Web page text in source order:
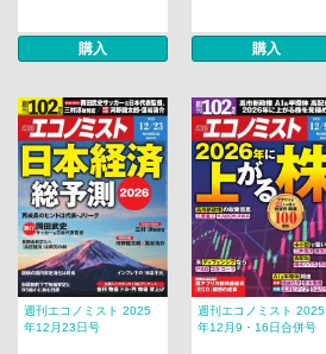
購入 購入
週刊エコノミスト 2025
年12月23日号
週刊エコノミスト 2025
年12月9・16日合併号